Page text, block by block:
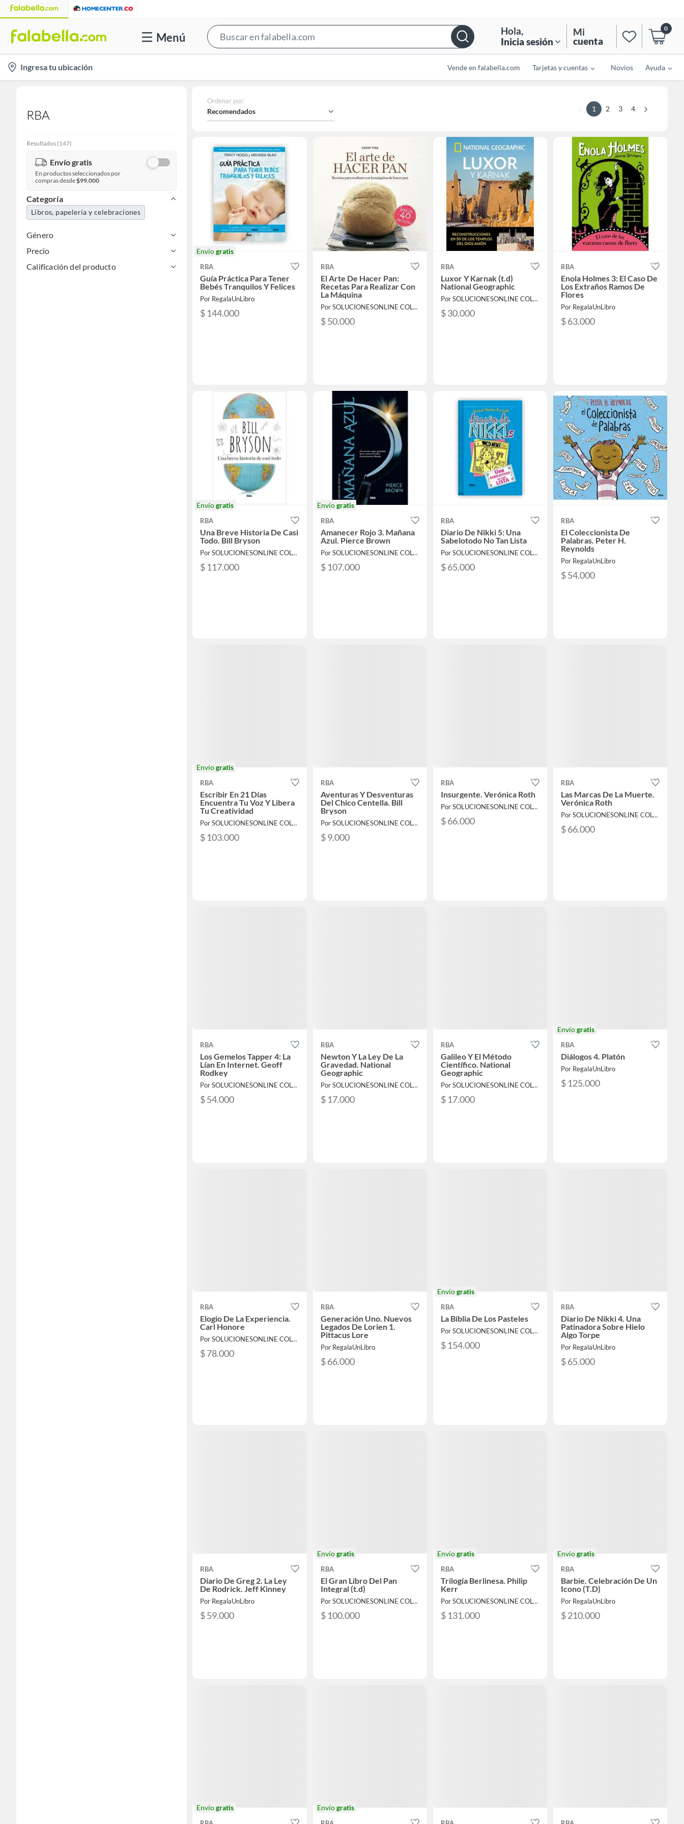
Menú
Bar
Hola,
Inicia sesión
Mi
cuenta
0
location-
icon
Ingresa tu ubicación Vende en falabella.com Tarjetas y cuentas Novios Ayuda
RBA
Resultados (147)
Envío gratis
En productos seleccionados por
compras desde$99.000
Categoría
Libros, papelería y celebraciones
Género
Precio
Calificación del producto
Ordenar por:
Recomendados 1 2 3 4
Envíogratis
RBA
Guía Práctica Para Tener
Bebés Tranquilos Y Felices
Por RegalaUnLibro
$ 144.000
RBA
El Arte De Hacer Pan:
Recetas Para Realizar Con
La Máquina
Por SOLUCIONESONLINE COLOMBIA SAS
$ 50.000
RBA
Luxor Y Karnak (t.d)
National Geographic
Por SOLUCIONESONLINE COLOMBIA SAS
$ 30.000
RBA
Enola Holmes 3: El Caso De
Los Extraños Ramos De
Flores
Por RegalaUnLibro
$ 63.000
Envíogratis
RBA
Una Breve Historia De Casi
Todo. Bill Bryson
Por SOLUCIONESONLINE COLOMBIA SAS
$ 117.000
Envíogratis
RBA
Amanecer Rojo 3. Mañana
Azul. Pierce Brown
Por SOLUCIONESONLINE COLOMBIA SAS
$ 107.000
RBA
Diario De Nikki 5: Una
Sabelotodo No Tan Lista
Por SOLUCIONESONLINE COLOMBIA SAS
$ 65.000
RBA
El Coleccionista De
Palabras. Peter H.
Reynolds
Por RegalaUnLibro
$ 54.000
Envíogratis
RBA
Escribir En 21 Días
Encuentra Tu Voz Y Libera
Tu Creatividad
Por SOLUCIONESONLINE COLOMBIA SAS
$ 103.000
RBA
Aventuras Y Desventuras
Del Chico Centella. Bill
Bryson
Por SOLUCIONESONLINE COLOMBIA SAS
$ 9.000
RBA
Insurgente. Verónica Roth
Por SOLUCIONESONLINE COLOMBIA SAS
$ 66.000
RBA
Las Marcas De La Muerte.
Verónica Roth
Por SOLUCIONESONLINE COLOMBIA SAS
$ 66.000
RBA
Los Gemelos Tapper 4: La
Lían En Internet. Geoff
Rodkey
Por SOLUCIONESONLINE COLOMBIA SAS
$ 54.000
RBA
Newton Y La Ley De La
Gravedad. National
Geographic
Por SOLUCIONESONLINE COLOMBIA SAS
$ 17.000
RBA
Galileo Y El Método
Científico. National
Geographic
Por SOLUCIONESONLINE COLOMBIA SAS
$ 17.000
Envíogratis
RBA
Diálogos 4. Platón
Por RegalaUnLibro
$ 125.000
RBA
Elogio De La Experiencia.
Carl Honore
Por SOLUCIONESONLINE COLOMBIA SAS
$ 78.000
RBA
Generación Uno. Nuevos
Legados De Lorien 1.
Pittacus Lore
Por RegalaUnLibro
$ 66.000
Envíogratis
RBA
La Biblia De Los Pasteles
Por SOLUCIONESONLINE COLOMBIA SAS
$ 154.000
RBA
Diario De Nikki 4. Una
Patinadora Sobre Hielo
Algo Torpe
Por RegalaUnLibro
$ 65.000
RBA
Diario De Greg 2. La Ley
De Rodrick. Jeff Kinney
Por RegalaUnLibro
$ 59.000
Envíogratis
RBA
El Gran Libro Del Pan
Integral (t.d)
Por SOLUCIONESONLINE COLOMBIA SAS
$ 100.000
Envíogratis
RBA
Trilogía Berlinesa. Philip
Kerr
Por SOLUCIONESONLINE COLOMBIA SAS
$ 131.000
Envíogratis
RBA
Barbie. Celebración De Un
Icono (T.D)
Por RegalaUnLibro
$ 210.000
Envíogratis Envíogratis